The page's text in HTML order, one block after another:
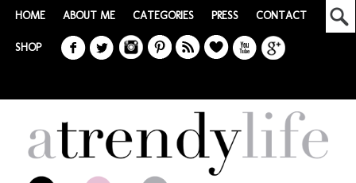
HOME ABOUT ME CATEGORIES PRESS CONTACT
SHOP